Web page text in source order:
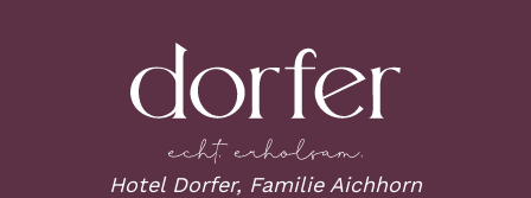
Hotel Dorfer, Familie Aichhorn